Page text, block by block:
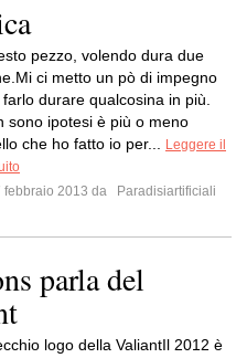
pezzo, volendo dura due
ci metto un pò di impegno
farlo durare qualcosina in più.
sono ipotesi è più o meno
che ho fatto io per...
Leggere il
febbraio 2013 da
Paradisiartificiali
parla del
logo della ValiantIl 2012 è